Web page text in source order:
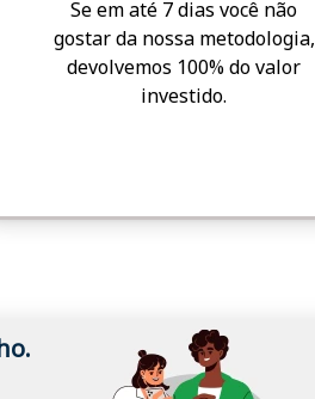
Se em até 7 dias você não
gostar da nossa metodologia,
devolvemos 100% do valor
investido.